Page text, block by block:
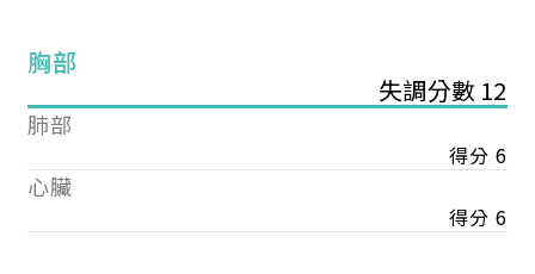
胸部
失調分數 12
肺部
得分 6
心臟
得分 6